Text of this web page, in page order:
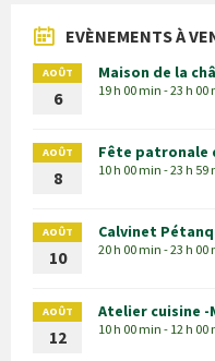
EVÈNEMENTS À
AOÛT
6
Maison de la
19 h 00 min - 23 h 00
AOÛT
8
Fête patronale
10 h 00 min - 23 h 59
AOÛT
10
Calvinet
20 h 00 min - 23 h 00
AOÛT
12
Atelier cuisine -
10 h 00 min - 12 h 00